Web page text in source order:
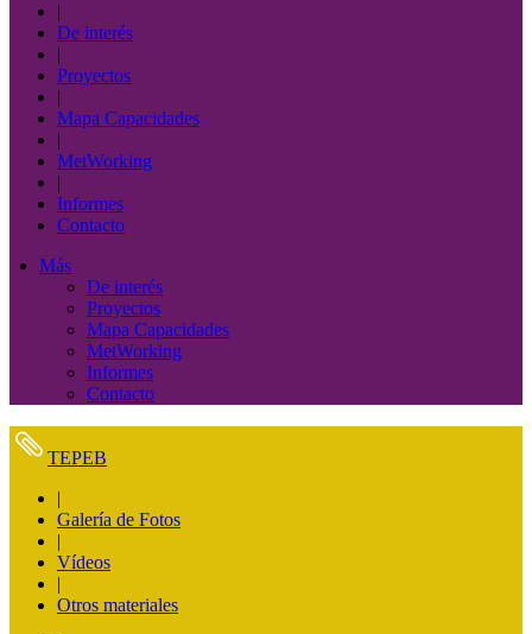
|
De interés
|
Proyectos
|
Mapa Capacidades
|
MetWorking
|
Informes
Contacto
Más
De interés
Proyectos
Mapa Capacidades
MetWorking
Informes
Contacto
TEPEB
|
Galería de Fotos
|
Vídeos
|
Otros materiales